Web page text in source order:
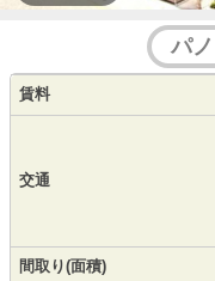
パ
賃料
交通
間取り(面積)